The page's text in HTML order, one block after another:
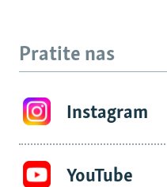
Pratite nas
Instagram
YouTube